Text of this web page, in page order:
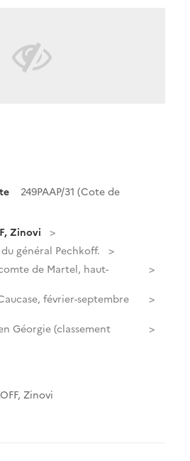
249PAAP/31 (Cote de
Zinovi
général Pechkoff.
de Martel, haut-
février-septembre
Géorgie (classement
Zinovi